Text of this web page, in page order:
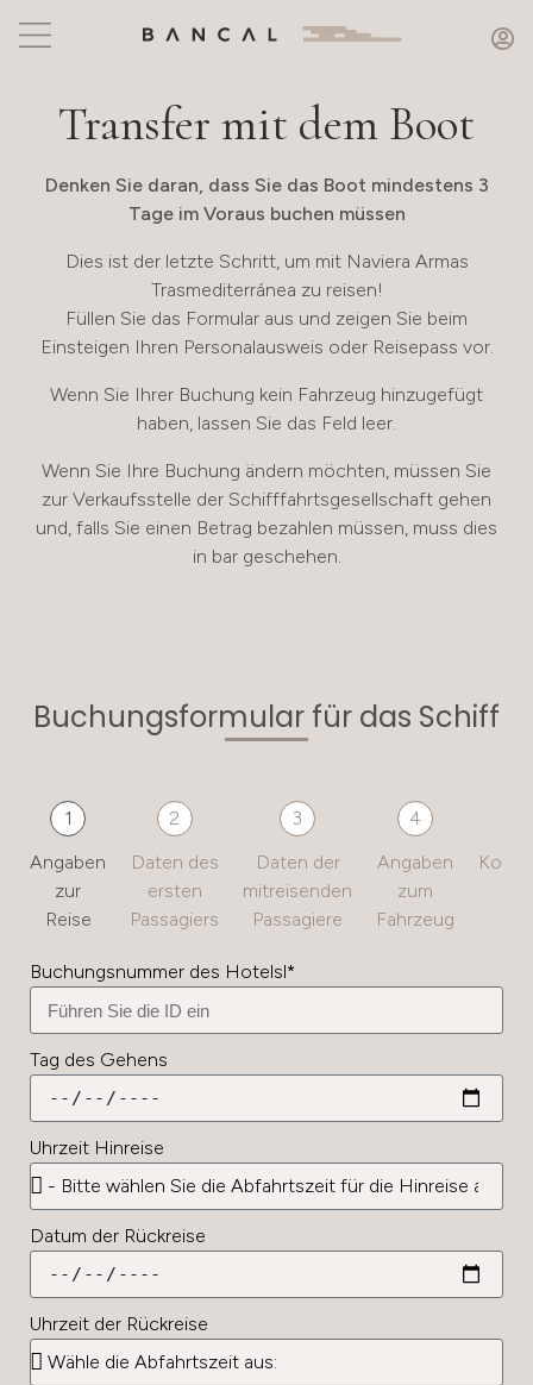
Transfer mit dem Boot
Denken Sie daran, dass Sie das Boot mindestens 3
Tage im Voraus buchen müssen
Dies ist der letzte Schritt, um mit Naviera Armas
Trasmediterránea zu reisen!
Füllen Sie das Formular aus und zeigen Sie beim
Einsteigen Ihren Personalausweis oder Reisepass vor.
Wenn Sie Ihrer Buchung kein Fahrzeug hinzugefügt
haben, lassen Sie das Feld leer.
Wenn Sie Ihre Buchung ändern möchten, müssen Sie
zur Verkaufsstelle der Schifffahrtsgesellschaft gehen
und, falls Sie einen Betrag bezahlen müssen, muss dies
in bar geschehen.
Buchungsformular für das Schiff
1
Angaben
zur
Reise
2
Daten des
ersten
Passagiers
3
Daten der
mitreisenden
Passagiere
4
Angaben
zum
Fahrzeug
Buchungsnummer des Hotelsl*
Tag des Gehens
Uhrzeit Hinreise
Datum der Rückreise
Uhrzeit der Rückreise